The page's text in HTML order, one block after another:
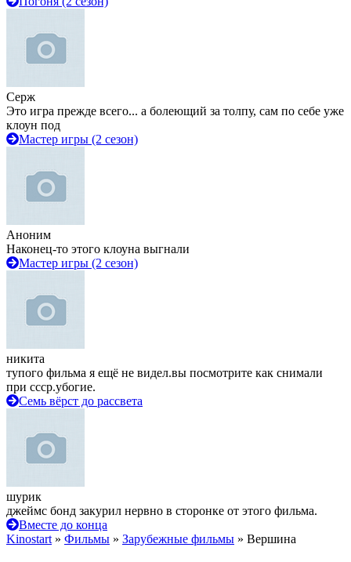
Серж
Это игра прежде всего... а болеющий за толпу, сам по себе уже
клоун под
Мастер игры (2 сезон)
Аноним
Наконец-то этого клоуна выгнали
Мастер игры (2 сезон)
никита
тупого фильма я ещё не видел.вы посмотрите как снимали
при ссср.убогие.
Семь вёрст до рассвета
шурик
джеймс бонд закурил нервно в сторонке от этого фильма.
Вместе до конца
Kinostart » Фильмы » Зарубежные фильмы » Вершина